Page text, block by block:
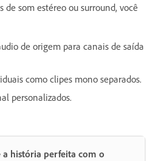
de som estéreo ou surround, você
de origem para canais de saída
como clipes mono separados.
personalizados.
a história perfeita com o